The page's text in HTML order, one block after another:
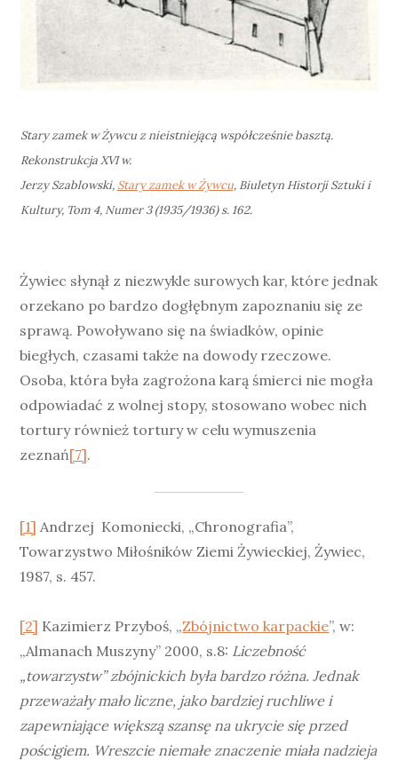
Stary zamek w Żywcu z nieistniejącą współcześnie basztą.
Rekonstrukcja XVI w.
Jerzy Szablowski, Stary zamek w Żywcu, Biuletyn Historji Sztuki i
Kultury, Tom 4, Numer 3 (1935/1936) s. 162.
Żywiec słynął z niezwykle surowych kar, które jednak
orzekano po bardzo dogłębnym zapoznaniu się ze
sprawą. Powoływano się na świadków, opinie
biegłych, czasami także na dowody rzeczowe.
Osoba, która była zagrożona karą śmierci nie mogła
odpowiadać z wolnej stopy, stosowano wobec nich
tortury również tortury w celu wymuszenia
zeznań[7].
[1] Andrzej Komoniecki, „Chronografia”,
Towarzystwo Miłośników Ziemi Żywieckiej, Żywiec,
1987, s. 457.
[2] Kazimierz Przyboś, „Zbójnictwo karpackie”, w:
„Almanach Muszyny” 2000, s.8: Liczebność
„towarzystw” zbójnickich była bardzo różna. Jednak
przeważały mało liczne, jako bardziej ruchliwe i
zapewniające większą szansę na ukrycie się przed
pościgiem. Wreszcie niemałe znaczenie miała nadzieja